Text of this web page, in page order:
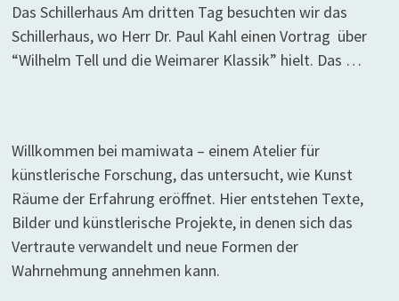
Das Schillerhaus Am dritten Tag besuchten wir das
Schillerhaus, wo Herr Dr. Paul Kahl einen Vortrag über
“Wilhelm Tell und die Weimarer Klassik” hielt. Das …
Willkommen bei mamiwata – einem Atelier für
künstlerische Forschung, das untersucht, wie Kunst
Räume der Erfahrung eröffnet. Hier entstehen Texte,
Bilder und künstlerische Projekte, in denen sich das
Vertraute verwandelt und neue Formen der
Wahrnehmung annehmen kann.